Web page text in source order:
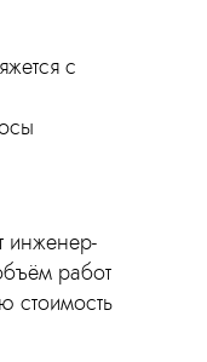
с
инженер-
работ
стоимость